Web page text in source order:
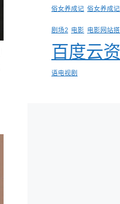
俗女养成记 俗女养成
剧场2 电影 电影网站
百度云
语电视剧